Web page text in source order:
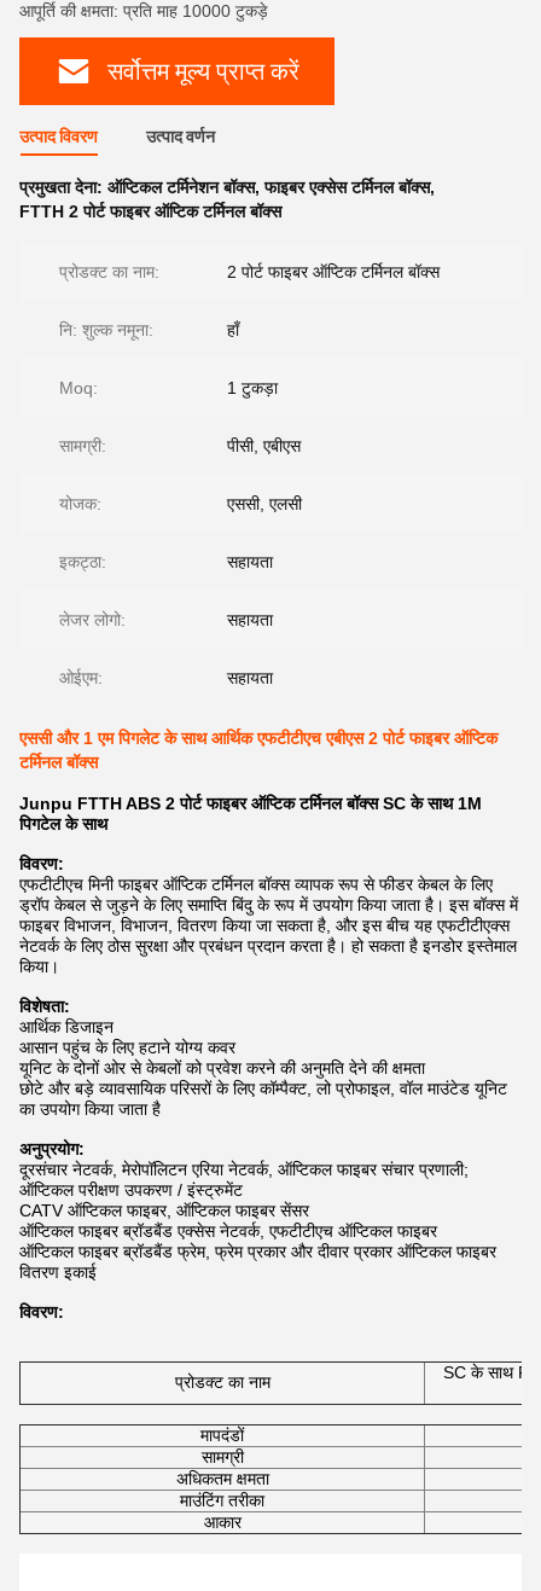
आपूर्ति की क्षमता: प्रति माह 10000 टुकड़े
सर्वोत्तम मूल्य प्राप्त करें
उत्पाद विवरण उत्पाद वर्णन
प्रमुखता देना: ऑप्टिकल टर्मिनेशन बॉक्स,फाइबर एक्सेस टर्मिनल बॉक्स,
FTTH 2 पोर्ट फाइबर ऑप्टिक टर्मिनल बॉक्स
प्रोडक्ट का नाम: 2 पोर्ट फाइबर ऑप्टिक टर्मिनल बॉक्स
नि: शुल्क नमूना: हाँ
Moq: 1 टुकड़ा
सामग्री: पीसी, एबीएस
योजक: एससी, एलसी
इकट्ठा: सहायता
लेजर लोगो: सहायता
ओईएम: सहायता
एससी और 1 एम पिगलेट के साथ आर्थिक एफटीटीएच एबीएस 2 पोर्ट फाइबर ऑप्टिक
टर्मिनल बॉक्स
Junpu FTTH ABS 2 पोर्ट फाइबर ऑप्टिक टर्मिनल बॉक्स SC के साथ 1M
पिगटेल के साथ
विवरण:
एफटीटीएच मिनी फाइबर ऑप्टिक टर्मिनल बॉक्स व्यापक रूप से फीडर केबल के लिए
ड्रॉप केबल से जुड़ने के लिए समाप्ति बिंदु के रूप में उपयोग किया जाता है। इस बॉक्स में
फाइबर विभाजन, विभाजन, वितरण किया जा सकता है, और इस बीच यह एफटीटीएक्स
नेटवर्क के लिए ठोस सुरक्षा और प्रबंधन प्रदान करता है। हो सकता है इनडोर इस्तेमाल
किया।
विशेषता:
आर्थिक डिजाइन
आसान पहुंच के लिए हटाने योग्य कवर
यूनिट के दोनों ओर से केबलों को प्रवेश करने की अनुमति देने की क्षमता
छोटे और बड़े व्यावसायिक परिसरों के लिए कॉम्पैक्ट, लो प्रोफाइल, वॉल माउंटेड यूनिट
का उपयोग किया जाता है
अनुप्रयोग:
दूरसंचार नेटवर्क, मेरोपॉलिटन एरिया नेटवर्क, ऑप्टिकल फाइबर संचार प्रणाली;
ऑप्टिकल परीक्षण उपकरण / इंस्ट्रुमेंट
CATV ऑप्टिकल फाइबर, ऑप्टिकल फाइबर सेंसर
ऑप्टिकल फाइबर ब्रॉडबैंड एक्सेस नेटवर्क, एफटीटीएच ऑप्टिकल फाइबर
ऑप्टिकल फाइबर ब्रॉडबैंड फ्रेम, फ्रेम प्रकार और दीवार प्रकार ऑप्टिकल फाइबर
वितरण इकाई
विवरण:
प्रोडक्ट का नाम SC के साथ
मापदंडों
सामग्री
अधिकतम क्षमता
माउंटिंग तरीका
आकार